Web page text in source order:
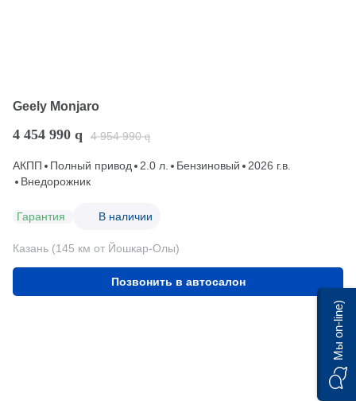
Geely Monjaro
4 454 990 q 4 954 990 q
АКПП Полный привод 2.0 л. Бензиновый
2026 г.в.
Внедорожник
Гарантия В наличии
Казань (145 км от Йошкар-Олы)
Позвонить в автосалон
Мы on-line)